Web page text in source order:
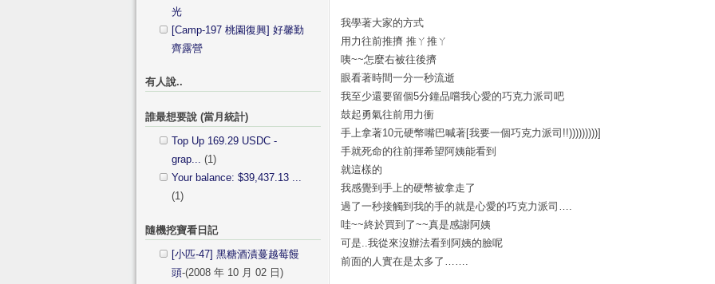
我學著大家的方式
用力往前推擠 推ㄚ推ㄚ
咦~~怎麼右被往後擠
眼看著時間一分一秒流逝
我至少還要留個5分鐘品嚐我心愛的巧克力派司吧
鼓起勇氣往前用力衝
手上拿著10元硬幣嘴巴喊著[我要一個巧克力派司!!)))))))))]
手就死命的往前揮希望阿姨能看到
就這樣的
我感覺到手上的硬幣被拿走了
過了一秒接觸到我的手的就是心愛的巧克力派司….
哇~~終於買到了~~真是感謝阿姨
可是..我從來沒辦法看到阿姨的臉呢
前面的人實在是太多了…….
光
[Camp-197 桃園復興] 好馨勤
齊露營
有人說..
誰最想要說 (當月統計)
Top Up 169.29 USDC -
grap... (1)
Your balance: $39,437.13 ...
(1)
隨機挖寶看日記
[小匹-47] 黑糖酒漬蔓越莓饅
頭-(2008 年 10 月 02 日)